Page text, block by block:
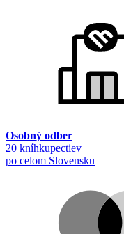
Osobný odber
20 kníhkupectiev
po celom Slovensku